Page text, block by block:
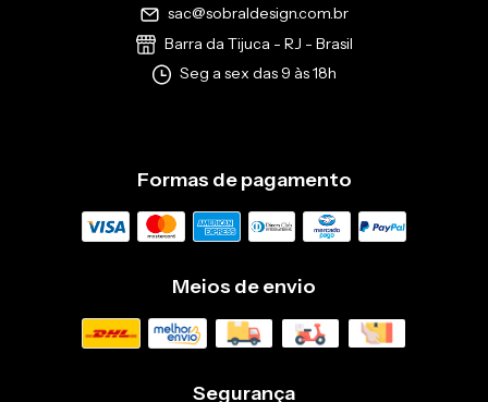
sac@sobraldesign.com.br
Barra da Tijuca - RJ - Brasil
Seg a sex das 9 às 18h
Formas de pagamento
Meios de envio
Segurança